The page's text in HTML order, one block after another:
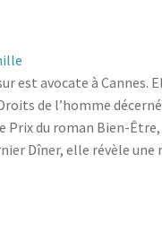
est avocate à Cannes.
de l’homme
Prix du roman Bien-Être,
Dîner, elle révèle